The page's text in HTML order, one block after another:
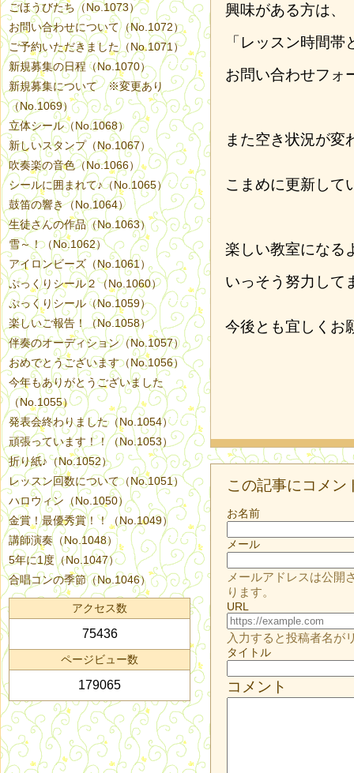
興味がある方は、
「レッスン時間
お問い合わせフォ
また空き状況が変
こまめに更新して
楽しい教室になる
いっそう努力して
今後とも宜しくお
この記事にコメン
お名前
メール
メールアドレスは公開
ります。
URL
入力すると投稿者名が
タイトル
コメント
ごほうびたち（No.1073）
お問い合わせについて（No.1072）
ご予約いただきました（No.1071）
新規募集の日程（No.1070）
新規募集について ※変更あり
（No.1069）
立体シール（No.1068）
新しいスタンプ（No.1067）
吹奏楽の音色（No.1066）
シールに囲まれて♪（No.1065）
鼓笛の響き（No.1064）
生徒さんの作品（No.1063）
雪～！（No.1062）
アイロンビーズ（No.1061）
ぷっくりシール２（No.1060）
ぷっくりシール（No.1059）
楽しいご報告！（No.1058）
伴奏のオーディション（No.1057）
おめでとうございます（No.1056）
今年もありがとうございました
（No.1055）
発表会終わりました（No.1054）
頑張っています！！（No.1053）
折り紙♪（No.1052）
レッスン回数について（No.1051）
ハロウィン（No.1050）
金賞！最優秀賞！！（No.1049）
講師演奏（No.1048）
5年に1度（No.1047）
合唱コンの季節（No.1046）
アクセス数
75436
ページビュー数
179065